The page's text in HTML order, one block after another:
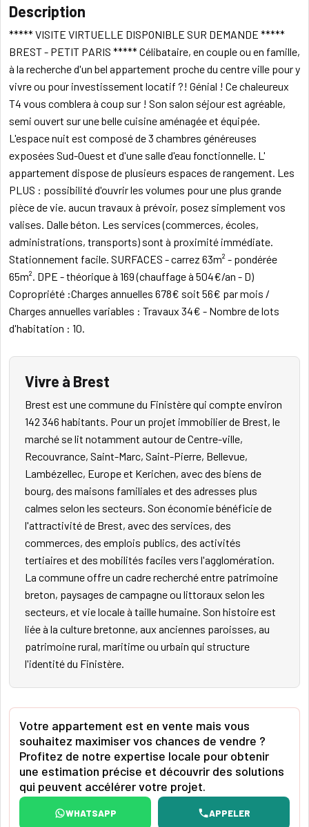
Description
***** VISITE VIRTUELLE DISPONIBLE SUR DEMANDE *****
BREST - PETIT PARIS ***** Célibataire, en couple ou en famille,
à la recherche d'un bel appartement proche du centre ville pour y
vivre ou pour investissement locatif ?! Génial ! Ce chaleureux
T4 vous comblera à coup sur ! Son salon séjour est agréable,
semi ouvert sur une belle cuisine aménagée et équipée.
L'espace nuit est composé de 3 chambres généreuses
exposées Sud-Ouest et d'une salle d'eau fonctionnelle. L'
appartement dispose de plusieurs espaces de rangement. Les
PLUS : possibilité d'ouvrir les volumes pour une plus grande
pièce de vie. aucun travaux à prévoir, posez simplement vos
valises. Dalle béton. Les services (commerces, écoles,
administrations, transports) sont à proximité immédiate.
Stationnement facile. SURFACES - carrez 63m² - pondérée
65m². DPE - théorique à 169 (chauffage à 504€/an - D)
Copropriété :Charges annuelles 678€ soit 56€ par mois /
Charges annuelles variables : Travaux 34€ - Nombre de lots
d'habitation : 10.
Vivre à Brest
Brest est une commune du Finistère qui compte environ
142 346 habitants. Pour un projet immobilier de Brest, le
marché se lit notamment autour de Centre-ville,
Recouvrance, Saint-Marc, Saint-Pierre, Bellevue,
Lambézellec, Europe et Kerichen, avec des biens de
bourg, des maisons familiales et des adresses plus
calmes selon les secteurs. Son économie bénéficie de
l'attractivité de Brest, avec des services, des
commerces, des emplois publics, des activités
tertiaires et des mobilités faciles vers l'agglomération.
La commune offre un cadre recherché entre patrimoine
breton, paysages de campagne ou littoraux selon les
secteurs, et vie locale à taille humaine. Son histoire est
liée à la culture bretonne, aux anciennes paroisses, au
patrimoine rural, maritime ou urbain qui structure
l'identité du Finistère.
Votre appartement est en vente mais vous
souhaitez maximiser vos chances de vendre ?
Profitez de notre expertise locale pour obtenir
une estimation précise et découvrir des solutions
qui peuvent accélérer votre projet.
WHATSAPP APPELER